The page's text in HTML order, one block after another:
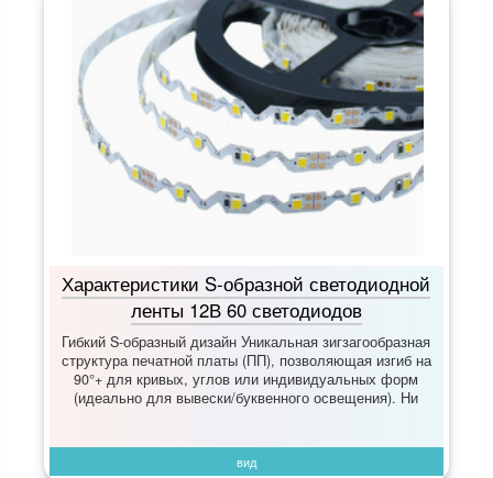
Характеристики S-образной светодиодной
ленты 12В 60 светодиодов
Гибкий S-образный дизайн Уникальная зигзагообразная
структура печатной платы (ПП), позволяющая изгиб на
90°+ для кривых, углов или индивидуальных форм
(идеально для вывески/буквенного освещения). Ни
вид